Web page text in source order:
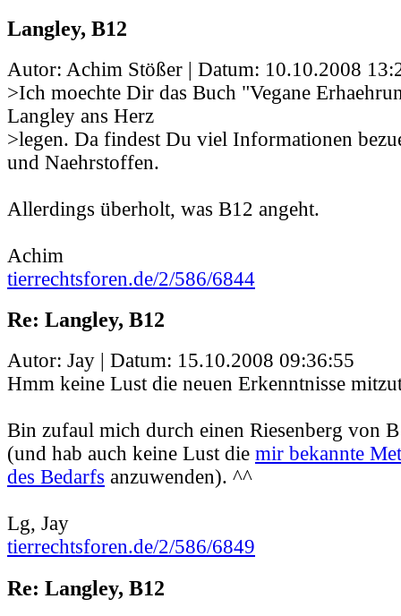
Langley, B12
Autor: Achim Stößer | Datum: 10.10.2008
>Ich moechte Dir das Buch "Vegane
Langley ans Herz
>legen. Da findest Du viel Informationen
und Naehrstoffen.
Allerdings überholt, was B12 angeht.
Achim
tierrechtsforen.de/2/586/6844
Re: Langley, B12
Autor: Jay | Datum: 15.10.2008 09:36:55
Hmm keine Lust die neuen Erkenntnisse
Bin zufaul mich durch einen Riesenberg von
(und hab auch keine Lust die mir bekannte
des Bedarfs anzuwenden). ^^
Lg, Jay
tierrechtsforen.de/2/586/6849
Re: Langley, B12